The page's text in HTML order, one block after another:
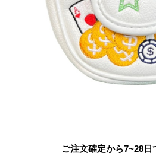
ご注文確定から7~28日